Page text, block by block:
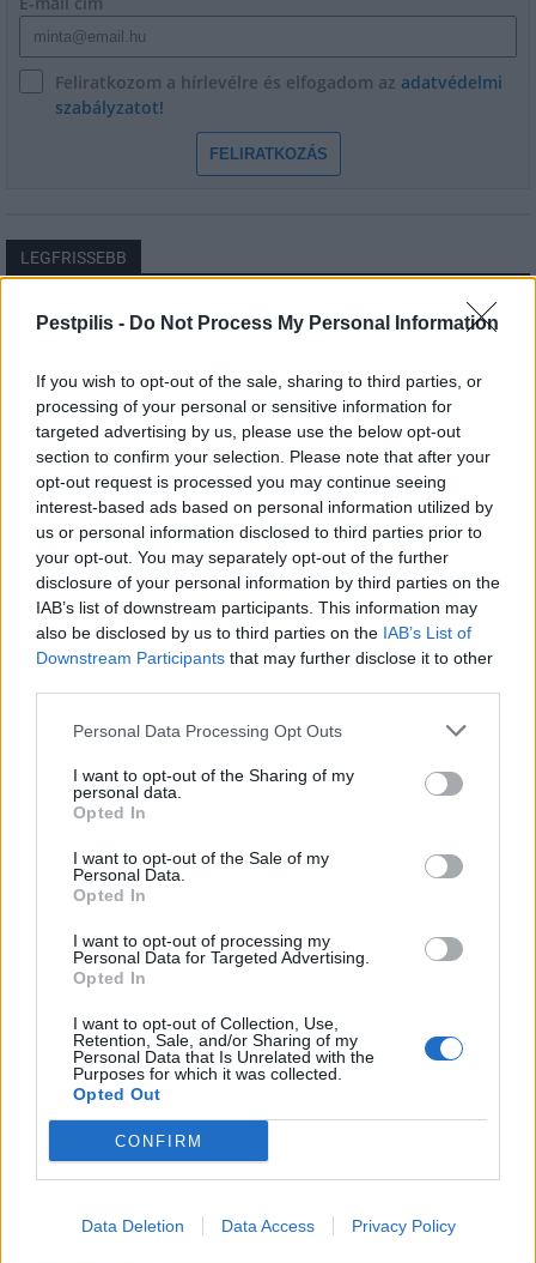
Pestpilis - Do Not Process My Personal Information
If you wish to opt-out of the sale, sharing to third parties, or
processing of your personal or sensitive information for
targeted advertising by us, please use the below opt-out
section to confirm your selection. Please note that after your
opt-out request is processed you may continue seeing
interest-based ads based on personal information utilized by
us or personal information disclosed to third parties prior to
your opt-out. You may separately opt-out of the further
disclosure of your personal information by third parties on the
IAB’s list of downstream participants. This information may
also be disclosed by us to third parties on the IAB’s List of
Downstream Participants that may further disclose it to other
Personal Data Processing Opt Outs
I want to opt-out of the Sharing of my
personal data.
Opted In
I want to opt-out of the Sale of my
Personal Data.
Opted In
I want to opt-out of processing my
Personal Data for Targeted Advertising.
Opted In
I want to opt-out of Collection, Use,
Retention, Sale, and/or Sharing of my
Personal Data that Is Unrelated with the
Purposes for which it was collected.
Opted Out
CONFIRM
Data Deletion Data Access Privacy Policy
Feliratkozom a hírlevélre és elfogadom az adatvédelmi
szabályzatot!
FELIRATKOZÁS
LEGFRISSEBB
Helyi
Amire többmillióan vártunk: szombattól
Pest megye
Fából épül Budakeszi új óvodája
Országos
Kecskeméten is szakirányú
továbbképzésekkel erősít a Gál Ferenc
Egyetem
HIRDETÉS
HIRDETÉS
HIRDETÉS
LEGOLVASOTTABB
Amire többmillióan vártunk: szombattól